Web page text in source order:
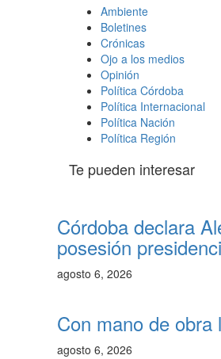
Ambiente
Boletines
Crónicas
Ojo a los medios
Opinión
Política Córdoba
Política Internacional
Política Nación
Política Región
Te pueden interesar
Córdoba declara
posesión
agosto 6, 2026
Con mano de
agosto 6, 2026